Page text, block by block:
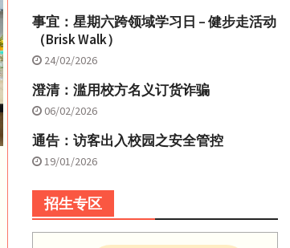
事宜：星期六跨领域学习日 – 健步走活动
（Brisk Walk）
24/02/2026
澄清：滥用校方名义订货诈骗
06/02/2026
通告：访客出入校园之安全管控
19/01/2026
招生专区